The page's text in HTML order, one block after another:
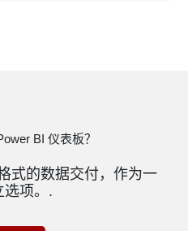
BI 仪表板？
式的数据交付，作为一
选项。.